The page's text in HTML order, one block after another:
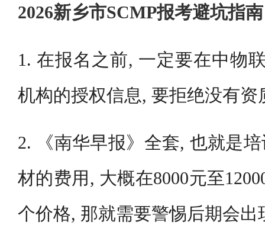
2026新乡市SCMP报考避坑指南
1. 在报名之前, 一定要在中物
机构的授权信息, 要拒绝没有资
2. 《南华早报》全套, 也就是
材的费用, 大概在8000元至
个价格, 那就需要警惕后期会